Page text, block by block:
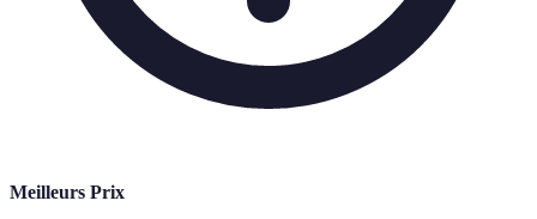
Meilleurs Prix